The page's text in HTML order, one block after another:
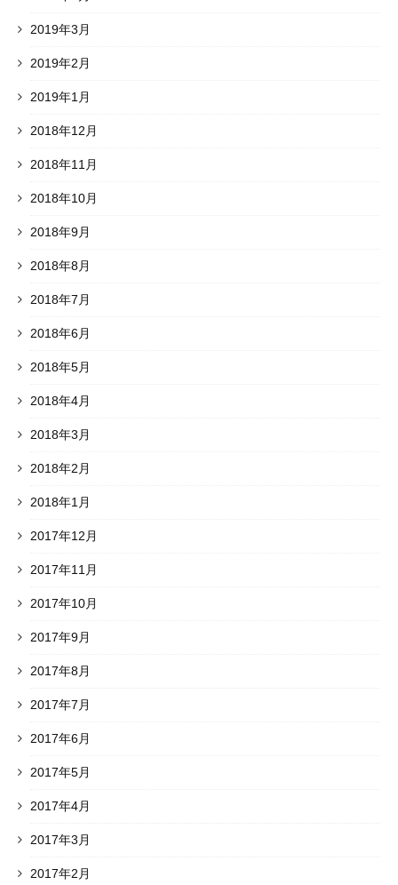
2019年3月
2019年2月
2019年1月
2018年12月
2018年11月
2018年10月
2018年9月
2018年8月
2018年7月
2018年6月
2018年5月
2018年4月
2018年3月
2018年2月
2018年1月
2017年12月
2017年11月
2017年10月
2017年9月
2017年8月
2017年7月
2017年6月
2017年5月
2017年4月
2017年3月
2017年2月